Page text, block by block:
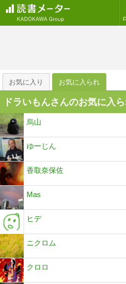
お気に入り お気に入られ
ドラいもんさんのお気に入
烏山
ゆーじん
香取奈保佐
Mas
ヒデ
ニクロム
クロロ